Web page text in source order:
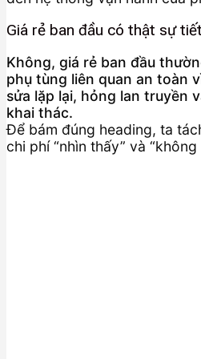
Giá rẻ ban đầu có thật sự
Không, giá rẻ ban đầu
phụ tùng liên quan an toàn
sửa lặp lại, hỏng lan truyền
khai thác.
Để bám đúng heading, ta
chi phí “nhìn thấy” và “không